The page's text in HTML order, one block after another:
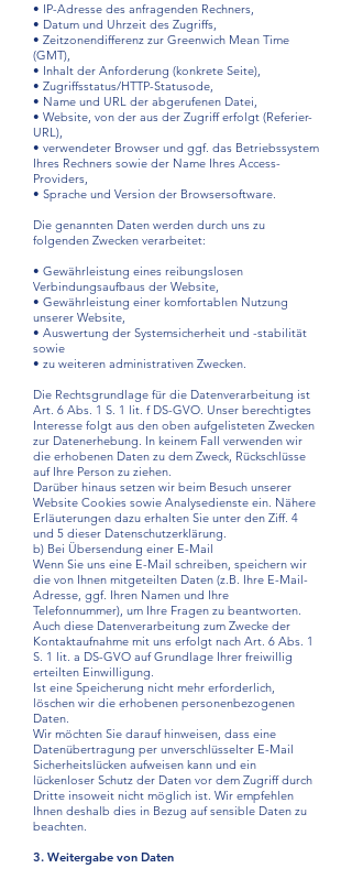
• IP-Adresse des anfragenden Rechners,
• Datum und Uhrzeit des Zugriffs,
• Zeitzonendifferenz zur Greenwich Mean Time
(GMT),
• Inhalt der Anforderung (konkrete Seite),
• Zugriffsstatus/HTTP-Statusode,
• Name und URL der abgerufenen Datei,
• Website, von der aus der Zugriff erfolgt (Referier-
URL),
• verwendeter Browser und ggf. das Betriebssystem
Ihres Rechners sowie der Name Ihres Access-
Providers,
• Sprache und Version der Browsersoftware.
Die genannten Daten werden durch uns zu
folgenden Zwecken verarbeitet:
• Gewährleistung eines reibungslosen
Verbindungsaufbaus der Website,
• Gewährleistung einer komfortablen Nutzung
unserer Website,
• Auswertung der Systemsicherheit und -stabilität
sowie
• zu weiteren administrativen Zwecken.
Die Rechtsgrundlage für die Datenverarbeitung ist
Art. 6 Abs. 1 S. 1 lit. f DS-GVO. Unser berechtigtes
Interesse folgt aus den oben aufgelisteten Zwecken
zur Datenerhebung. In keinem Fall verwenden wir
die erhobenen Daten zu dem Zweck, Rückschlüsse
auf Ihre Person zu ziehen.
Darüber hinaus setzen wir beim Besuch unserer
Website Cookies sowie Analysedienste ein. Nähere
Erläuterungen dazu erhalten Sie unter den Ziff. 4
und 5 dieser Datenschutzerklärung.
b) Bei Übersendung einer E-Mail
Wenn Sie uns eine E-Mail schreiben, speichern wir
die von Ihnen mitgeteilten Daten (z.B. Ihre E-Mail-
Adresse, ggf. Ihren Namen und Ihre
Telefonnummer), um Ihre Fragen zu beantworten.
Auch diese Datenverarbeitung zum Zwecke der
Kontaktaufnahme mit uns erfolgt nach Art. 6 Abs. 1
S. 1 lit. a DS-GVO auf Grundlage Ihrer freiwillig
erteilten Einwilligung.
Ist eine Speicherung nicht mehr erforderlich,
löschen wir die erhobenen personenbezogenen
Daten.
Wir möchten Sie darauf hinweisen, dass eine
Datenübertragung per unverschlüsselter E-Mail
Sicherheitslücken aufweisen kann und ein
lückenloser Schutz der Daten vor dem Zugriff durch
Dritte insoweit nicht möglich ist. Wir empfehlen
Ihnen deshalb dies in Bezug auf sensible Daten zu
beachten.
3. Weitergabe von Daten